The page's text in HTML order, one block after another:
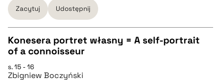
pobierz cytat
BIBTEX
pobierz cytat
Zacytuj Udostępnij
Konesera portret własny = A self-portrait
of a connoisseur
s. 15 - 16
Zbigniew Boczyński